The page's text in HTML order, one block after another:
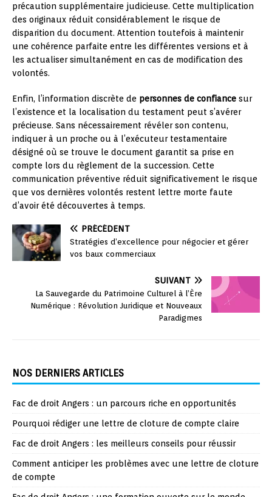
précaution supplémentaire judicieuse. Cette multiplication
des originaux réduit considérablement le risque de
disparition du document. Attention toutefois à maintenir
une cohérence parfaite entre les différentes versions et à
les actualiser simultanément en cas de modification des
volontés.
Enfin, l’information discrète de personnes de confiance sur
l’existence et la localisation du testament peut s’avérer
précieuse. Sans nécessairement révéler son contenu,
indiquer à un proche ou à l’exécuteur testamentaire
désigné où se trouve le document garantit sa prise en
compte lors du règlement de la succession. Cette
communication préventive réduit significativement le risque
que vos dernières volontés restent lettre morte faute
d’avoir été découvertes à temps.
PRÉCÉDENT
Stratégies d’excellence pour négocier et gérer
vos baux commerciaux
SUIVANT
La Sauvegarde du Patrimoine Culturel à l’Ère
Numérique : Révolution Juridique et Nouveaux
Paradigmes
NOS DERNIERS ARTICLES
Fac de droit Angers : un parcours riche en opportunités
Pourquoi rédiger une lettre de cloture de compte claire
Fac de droit Angers : les meilleurs conseils pour réussir
Comment anticiper les problèmes avec une lettre de cloture
de compte